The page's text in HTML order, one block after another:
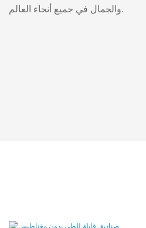
والجمال في جميع أنحاء العالم.